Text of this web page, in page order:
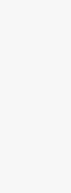
José
O seu
Campos